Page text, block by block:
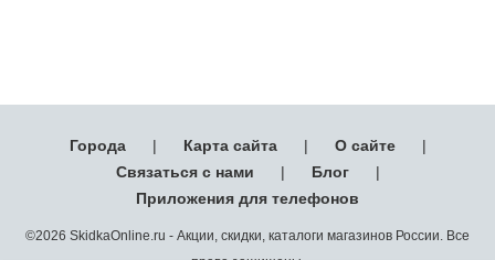
Города | Карта сайта | О сайте
|
Связаться с нами
| Блог
|
Приложения для телефонов
©2026 SkidkaOnline.ru - Акции, скидки, каталоги магазинов России. Все